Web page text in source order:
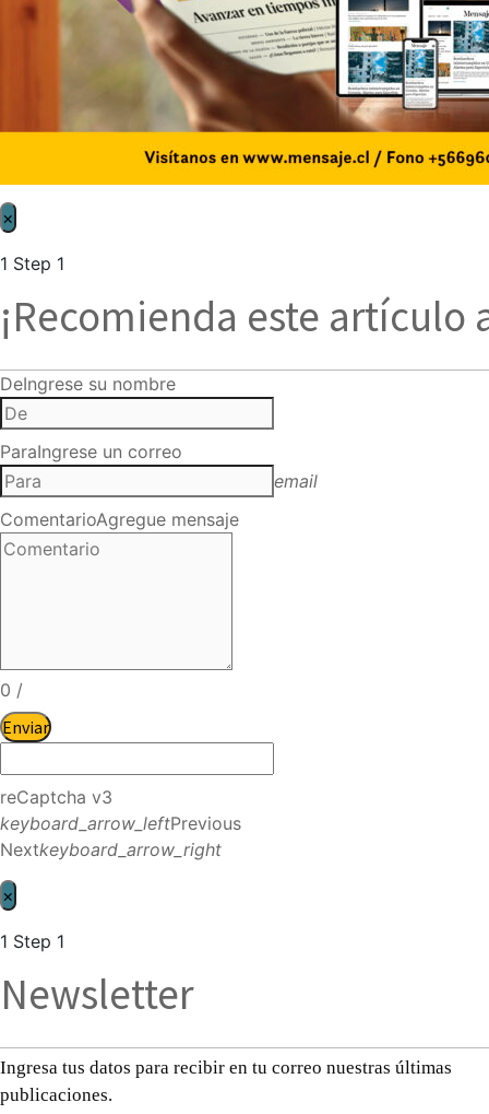
×
1 Step 1
¡Recomienda este artículo
DeIngrese su nombre
ParaIngrese un correo
email
ComentarioAgregue mensaje
0 /
Enviar
reCaptcha v3
keyboard_arrow_leftPrevious
Nextkeyboard_arrow_right
×
1 Step 1
Newsletter
Ingresa tus datos para recibir en tu correo nuestras últimas
publicaciones.